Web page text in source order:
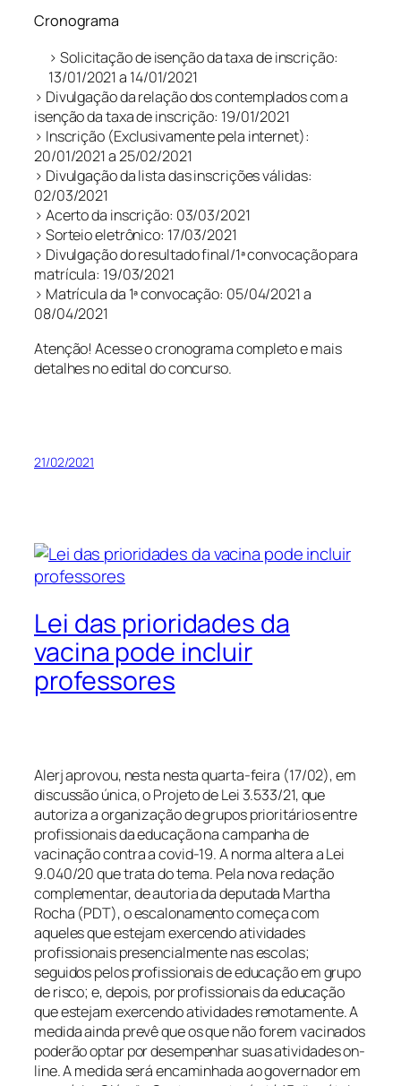
Cronograma
> Solicitação de isenção da taxa de inscrição:
13/01/2021 a 14/01/2021
> Divulgação da relação dos contemplados com a
isenção da taxa de inscrição: 19/01/2021
> Inscrição (Exclusivamente pela internet):
20/01/2021 a 25/02/2021
> Divulgação da lista das inscrições válidas:
02/03/2021
> Acerto da inscrição: 03/03/2021
> Sorteio eletrônico: 17/03/2021
> Divulgação do resultado final/1ª convocação para
matrícula: 19/03/2021
> Matrícula da 1ª convocação: 05/04/2021 a
08/04/2021
Atenção! Acesse o cronograma completo e mais
detalhes no edital do concurso.
21/02/2021
Lei das prioridades da
vacina pode incluir
professores
Alerj aprovou, nesta nesta quarta-feira (17/02), em
discussão única, o Projeto de Lei 3.533/21, que
autoriza a organização de grupos prioritários entre
profissionais da educação na campanha de
vacinação contra a covid-19. A norma altera a Lei
9.040/20 que trata do tema. Pela nova redação
complementar, de autoria da deputada Martha
Rocha (PDT), o escalonamento começa com
aqueles que estejam exercendo atividades
profissionais presencialmente nas escolas;
seguidos pelos profissionais de educação em grupo
de risco; e, depois, por profissionais da educação
que estejam exercendo atividades remotamente. A
medida ainda prevê que os que não forem vacinados
poderão optar por desempenhar suas atividades on-
line. A medida será encaminhada ao governador em